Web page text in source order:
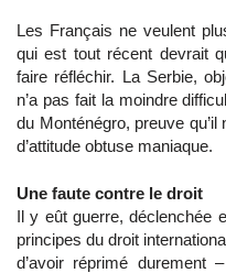
Les Français ne veulent
qui est tout récent devrait
faire réfléchir. La Serbie,
n’a pas fait la moindre
du Monténégro, preuve qu’il
d’attitude obtuse maniaque.
Une faute contre le droit
Il y eût guerre, déclenchée
principes du droit
d’avoir réprimé durement